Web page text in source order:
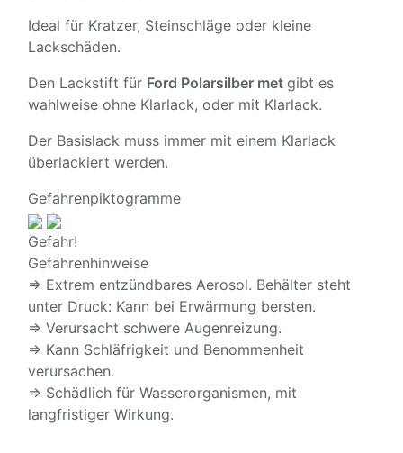
Ideal für Kratzer, Steinschläge oder kleine
Lackschäden.
Den Lackstift für Ford Polarsilber met gibt es
wahlweise ohne Klarlack, oder mit Klarlack.
Der Basislack muss immer mit einem Klarlack
überlackiert werden.
Gefahrenpiktogramme
Gefahr!
Gefahrenhinweise
⇒ Extrem entzündbares Aerosol. Behälter steht
unter Druck: Kann bei Erwärmung bersten.
⇒ Verursacht schwere Augenreizung.
⇒ Kann Schläfrigkeit und Benommenheit
verursachen.
⇒ Schädlich für Wasserorganismen, mit
langfristiger Wirkung.